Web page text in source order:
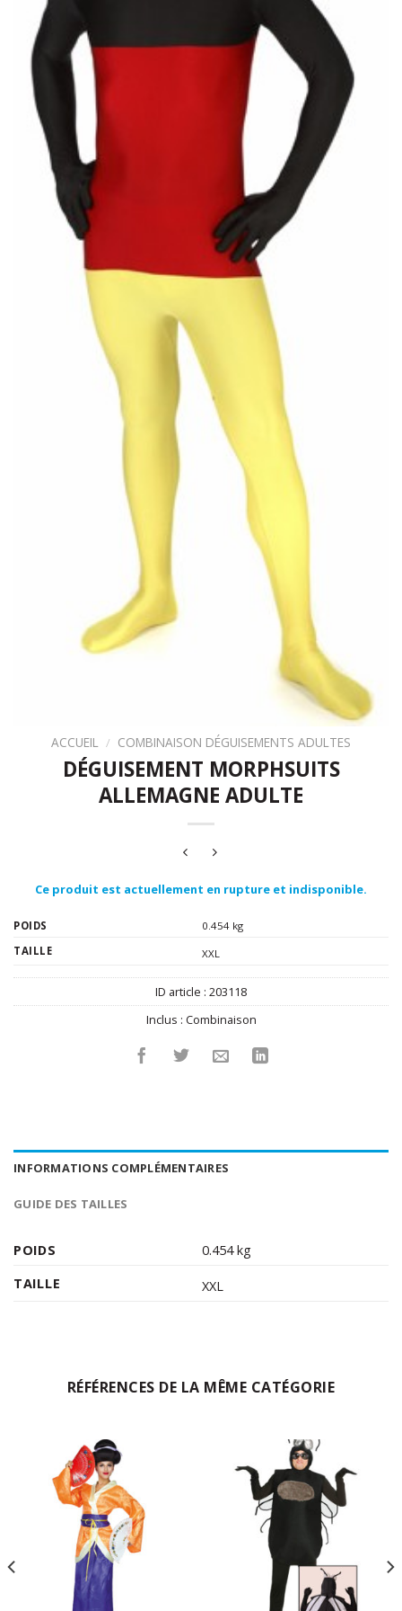
ACCUEIL / COMBINAISON DÉGUISEMENTS ADULTES
DÉGUISEMENT MORPHSUITS
ALLEMAGNE ADULTE
Ce produit est actuellement en rupture et indisponible.
POIDS
0.454 kg
TAILLE
XXL
ID article : 203118
Inclus : Combinaison
INFORMATIONS COMPLÉMENTAIRES
GUIDE DES TAILLES
POIDS
0.454 kg
TAILLE
XXL
RÉFÉRENCES DE LA MÊME CATÉGORIE